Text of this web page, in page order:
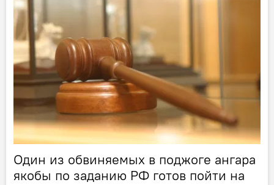
Один из обвиняемых в поджоге ангара
якобы по заданию РФ готов пойти на